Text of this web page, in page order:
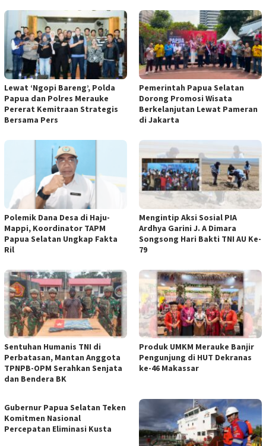
Lewat ‘Ngopi Bareng’, Polda
Papua dan Polres Merauke
Pererat Kemitraan Strategis
Bersama Pers
Pemerintah Papua Selatan
Dorong Promosi Wisata
Berkelanjutan Lewat Pameran
di Jakarta
Polemik Dana Desa di Haju-
Mappi, Koordinator TAPM
Papua Selatan Ungkap Fakta
Ril
Mengintip Aksi Sosial PIA
Ardhya Garini J. A Dimara
Songsong Hari Bakti TNI AU Ke-
79
Sentuhan Humanis TNI di
Perbatasan, Mantan Anggota
TPNPB-OPM Serahkan Senjata
dan Bendera BK
Produk UMKM Merauke Banjir
Pengunjung di HUT Dekranas
ke-46 Makassar
Gubernur Papua Selatan Teken
Komitmen Nasional
Percepatan Eliminasi Kusta